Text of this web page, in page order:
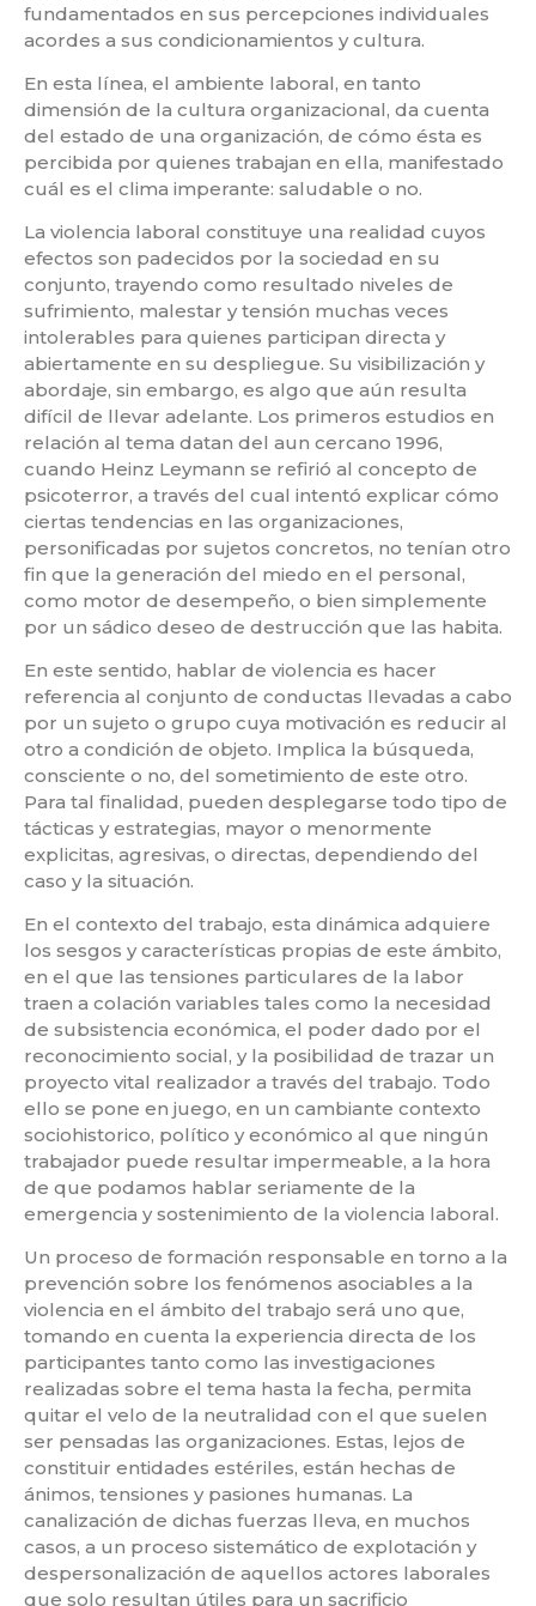
fundamentados en sus percepciones individuales
acordes a sus condicionamientos y cultura.
En esta línea, el ambiente laboral, en tanto
dimensión de la cultura organizacional, da cuenta
del estado de una organización, de cómo ésta es
percibida por quienes trabajan en ella, manifestado
cuál es el clima imperante: saludable o no.
La violencia laboral constituye una realidad cuyos
efectos son padecidos por la sociedad en su
conjunto, trayendo como resultado niveles de
sufrimiento, malestar y tensión muchas veces
intolerables para quienes participan directa y
abiertamente en su despliegue. Su visibilización y
abordaje, sin embargo, es algo que aún resulta
difícil de llevar adelante. Los primeros estudios en
relación al tema datan del aun cercano 1996,
cuando Heinz Leymann se refirió al concepto de
psicoterror, a través del cual intentó explicar cómo
ciertas tendencias en las organizaciones,
personificadas por sujetos concretos, no tenían otro
fin que la generación del miedo en el personal,
como motor de desempeño, o bien simplemente
por un sádico deseo de destrucción que las habita.
En este sentido, hablar de violencia es hacer
referencia al conjunto de conductas llevadas a cabo
por un sujeto o grupo cuya motivación es reducir al
otro a condición de objeto. Implica la búsqueda,
consciente o no, del sometimiento de este otro.
Para tal finalidad, pueden desplegarse todo tipo de
tácticas y estrategias, mayor o menormente
explicitas, agresivas, o directas, dependiendo del
caso y la situación.
En el contexto del trabajo, esta dinámica adquiere
los sesgos y características propias de este ámbito,
en el que las tensiones particulares de la labor
traen a colación variables tales como la necesidad
de subsistencia económica, el poder dado por el
reconocimiento social, y la posibilidad de trazar un
proyecto vital realizador a través del trabajo. Todo
ello se pone en juego, en un cambiante contexto
sociohistorico, político y económico al que ningún
trabajador puede resultar impermeable, a la hora
de que podamos hablar seriamente de la
emergencia y sostenimiento de la violencia laboral.
Un proceso de formación responsable en torno a la
prevención sobre los fenómenos asociables a la
violencia en el ámbito del trabajo será uno que,
tomando en cuenta la experiencia directa de los
participantes tanto como las investigaciones
realizadas sobre el tema hasta la fecha, permita
quitar el velo de la neutralidad con el que suelen
ser pensadas las organizaciones. Estas, lejos de
constituir entidades estériles, están hechas de
ánimos, tensiones y pasiones humanas. La
canalización de dichas fuerzas lleva, en muchos
casos, a un proceso sistemático de explotación y
despersonalización de aquellos actores laborales
que solo resultan útiles para un sacrificio